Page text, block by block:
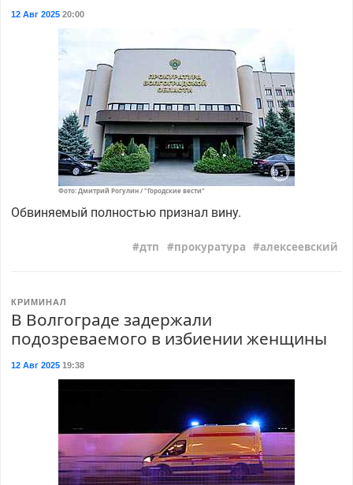
12 Авг 202520:00
Фото: Дмитрий Рогулин / "Городские вести"
Обвиняемый полностью признал вину.
дтп прокуратура алексеевский
КРИМИНАЛ
В Волгограде задержали
подозреваемого в избиении женщины
12 Авг 202519:38